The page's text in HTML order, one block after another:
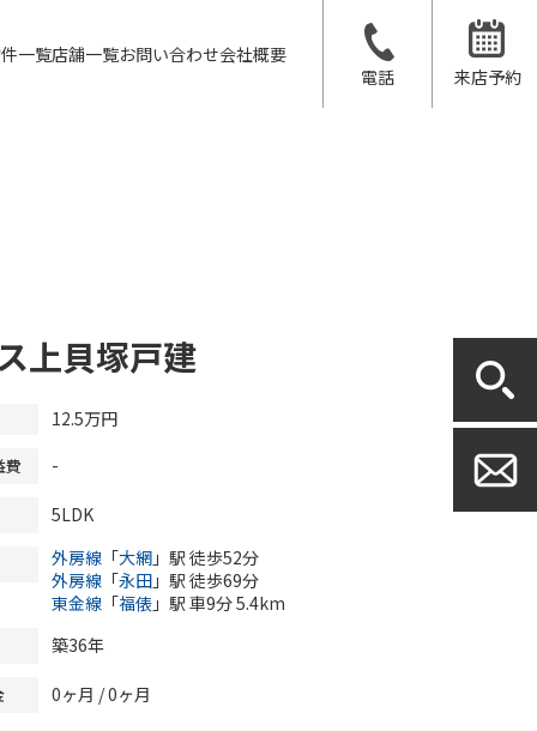
一覧店舗一覧お問い合わせ会社概要
電話
来店予約
上貝塚戸建
12.5万円
費 -
5LDK
外房線 「大網 」駅 徒歩52分
外房線 「永田 」駅 徒歩69分
東金線 「福俵 」駅 車9分 5.4km
築36年
0ヶ月 /0ヶ月